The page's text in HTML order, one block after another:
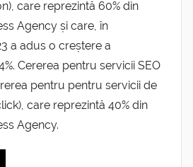
care reprezintă 60% din
Agency și care, în
a adus o creștere a
Cererea pentru servicii SEO
pentru pentru servicii de
care reprezintă 40% din
Agency.